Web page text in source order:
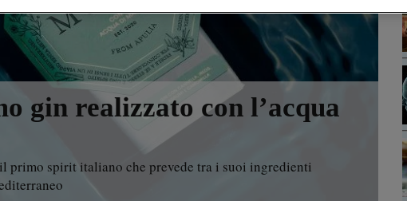
gin realizzato con l’acqua
primo spirit italiano che prevede tra i suoi ingredienti